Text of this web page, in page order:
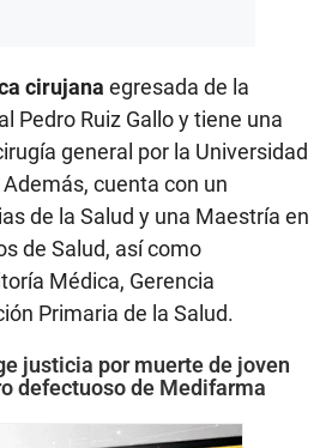
cirujana egresada de la
Pedro Ruiz Gallo y tiene una
general por la Universidad
cuenta con un
de la Salud y una Maestría en
de Salud, así como
Médica, Gerencia
Primaria de la Salud.
justicia por muerte de joven
defectuoso de Medifarma